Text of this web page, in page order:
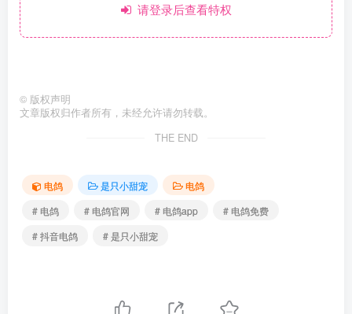
请登录后查看特权
© 版权声明
文章版权归作者所有，未经允许请勿转载。
THE END
电鸽 是只小甜宠
电鸽
# 电鸽
# 电鸽官网 # 电鸽app
# 电鸽免费
# 抖音电鸽
# 是只小甜宠